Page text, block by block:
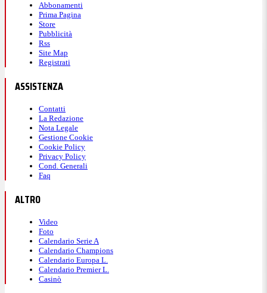
Abbonamenti
Prima Pagina
Store
Pubblicità
Rss
Site Map
Registrati
ASSISTENZA
Contatti
La Redazione
Nota Legale
Gestione Cookie
Cookie Policy
Privacy Policy
Cond. Generali
Faq
ALTRO
Video
Foto
Calendario Serie A
Calendario Champions
Calendario Europa L.
Calendario Premier L.
Casinò